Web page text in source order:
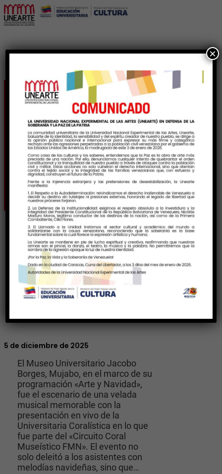
«Circuito Coral
Museístico» encanta al
Mujabo en el evento
Arte y Navidad
5 de diciembre de 2025
El Museo Universitario Jacobo
Borges, Mujabo, en el marco de su
programación «Arte y Navidad»,
fue el escenario de una velada
musical memorable con la
presentación en vivo de la
Universitaria Coralística en lo que
fue parte del «Circuito Coral
Museístico FMN». El evento no
solo deleitó a los asistentes con
melodías navideñas, sino que…
×